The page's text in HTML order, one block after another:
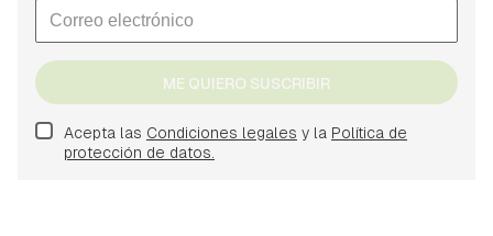
ME QUIERO SUSCRIBIR
Acepta las Condiciones legales y la Política de
protección de datos.